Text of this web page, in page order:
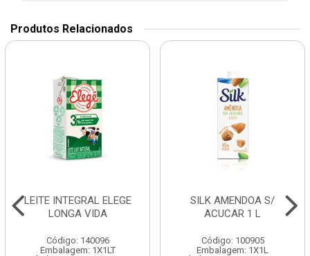
Produtos Relacionados
LEITE INTEGRAL ELEGE
LONGA VIDA
Código: 140096
Embalagem: 1X1LT
SILK AMENDOA S/
ACUCAR 1 L
Código: 100905
Embalagem: 1X1L